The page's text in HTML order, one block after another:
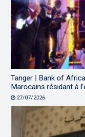
Tanger | Bank of
Marocains résidant à
27/07/2026